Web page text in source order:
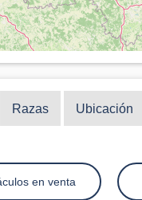
Razas Ubicación
en venta